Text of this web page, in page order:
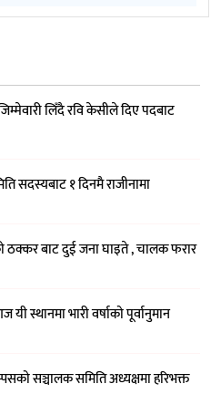
लिँदै रवि केसीले दिए पदबाट
सदस्यबाट १ दिनमै राजीनामा
ठक्कर बाट दुई जना घाइते , चालक फरार
स्थानमा भारी वर्षाको पूर्वानुमान
सञ्चालक समिति अध्यक्षमा हरिभक्त